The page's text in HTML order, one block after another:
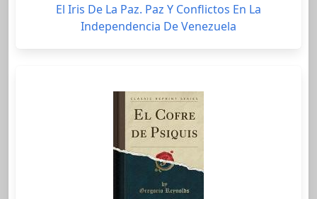
El Iris De La Paz. Paz Y Conflictos En La
Independencia De Venezuela